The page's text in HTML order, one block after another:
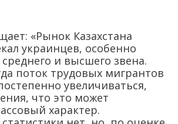
«Рынок Казахстана
украинцев, особенно
и высшего звена.
поток трудовых мигрантов
увеличиваться,
что это может
характер.